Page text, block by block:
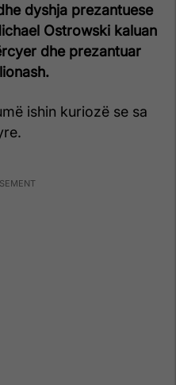
dyshja prezantuese
Ostrowski kaluan
dhe prezantuar
ishin kuriozë se sa